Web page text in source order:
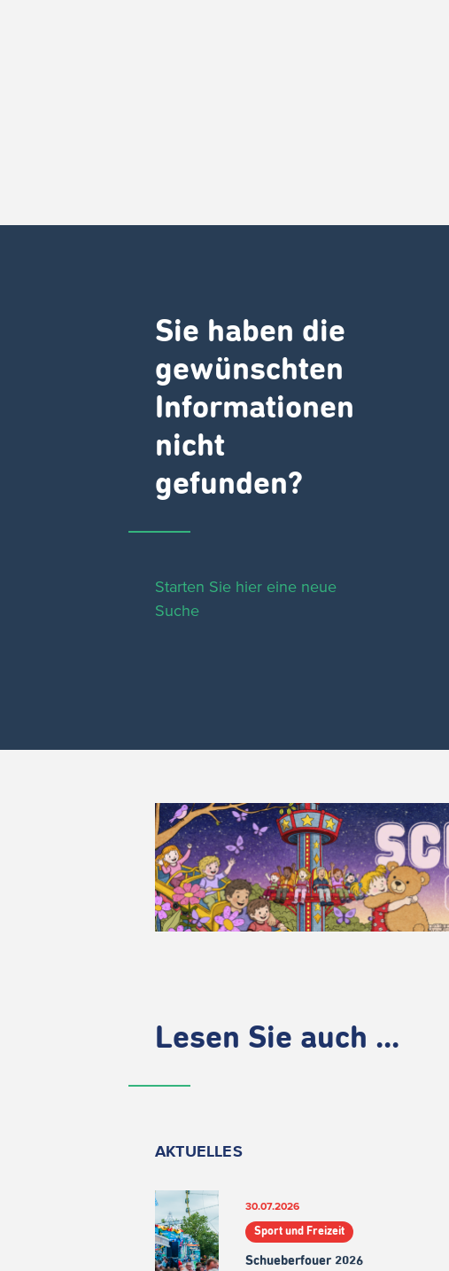
Sie haben die
gewünschten
Informationen
nicht
gefunden?
Starten Sie hier eine neue
Suche
Lesen Sie auch ...
AKTUELLES
30.07.2026
Sport und Freizeit
Schueberfouer 2026